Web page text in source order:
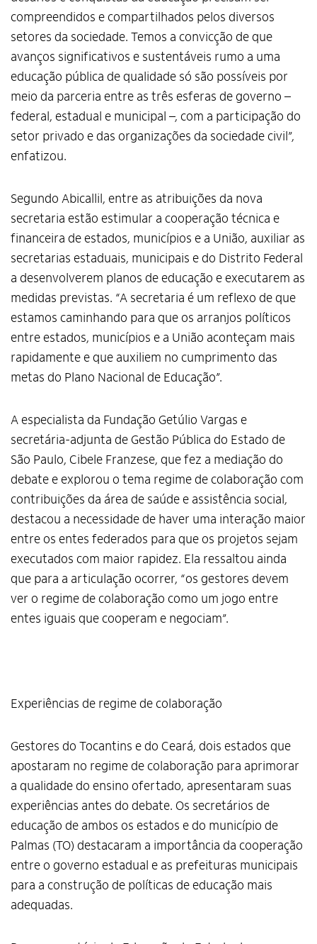
compreendidos e compartilhados pelos diversos
setores da sociedade. Temos a convicção de que
avanços significativos e sustentáveis rumo a uma
educação pública de qualidade só são possíveis por
meio da parceria entre as três esferas de governo –
federal, estadual e municipal –, com a participação do
setor privado e das organizações da sociedade civil”,
enfatizou.
Segundo Abicallil, entre as atribuições da nova
secretaria estão estimular a cooperação técnica e
financeira de estados, municípios e a União, auxiliar as
secretarias estaduais, municipais e do Distrito Federal
a desenvolverem planos de educação e executarem as
medidas previstas. “A secretaria é um reflexo de que
estamos caminhando para que os arranjos políticos
entre estados, municípios e a União aconteçam mais
rapidamente e que auxiliem no cumprimento das
metas do Plano Nacional de Educação”.
A especialista da Fundação Getúlio Vargas e
secretária-adjunta de Gestão Pública do Estado de
São Paulo, Cibele Franzese, que fez a mediação do
debate e explorou o tema regime de colaboração com
contribuições da área de saúde e assistência social,
destacou a necessidade de haver uma interação maior
entre os entes federados para que os projetos sejam
executados com maior rapidez. Ela ressaltou ainda
que para a articulação ocorrer, “os gestores devem
ver o regime de colaboração como um jogo entre
entes iguais que cooperam e negociam”.
Experiências de regime de colaboração
Gestores do Tocantins e do Ceará, dois estados que
apostaram no regime de colaboração para aprimorar
a qualidade do ensino ofertado, apresentaram suas
experiências antes do debate. Os secretários de
educação de ambos os estados e do município de
Palmas (TO) destacaram a importância da cooperação
entre o governo estadual e as prefeituras municipais
para a construção de políticas de educação mais
adequadas.